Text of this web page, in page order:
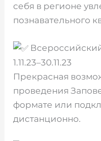
себя в регионе
познавательного
1.11.23–30.11.23
Прекрасная
проведения
формате или
дистанционно.